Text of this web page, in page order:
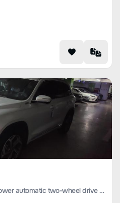
Xingyue L 2024 2.0 TD high-power automatic two-wheel drive cloud version